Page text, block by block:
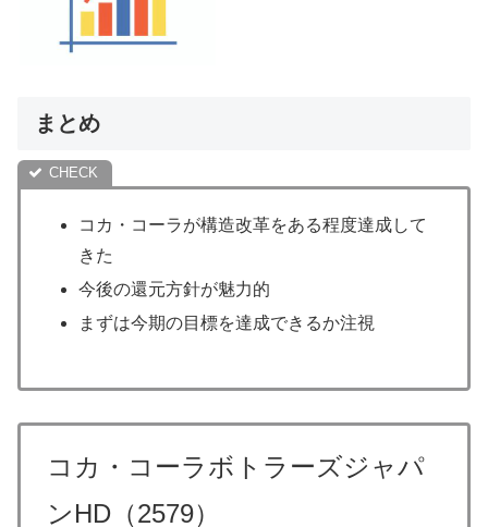
まとめ
コカ・コーラが構造改革をある程度達成して
きた
今後の還元方針が魅力的
まずは今期の目標を達成できるか注視
コカ・コーラボトラーズジャパ
ンHD（2579）